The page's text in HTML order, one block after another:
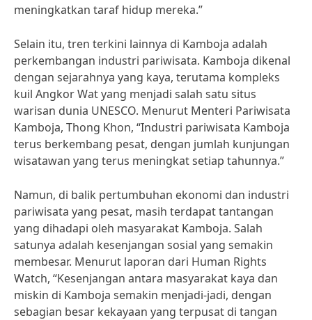
meningkatkan taraf hidup mereka.”
Selain itu, tren terkini lainnya di Kamboja adalah
perkembangan industri pariwisata. Kamboja dikenal
dengan sejarahnya yang kaya, terutama kompleks
kuil Angkor Wat yang menjadi salah satu situs
warisan dunia UNESCO. Menurut Menteri Pariwisata
Kamboja, Thong Khon, “Industri pariwisata Kamboja
terus berkembang pesat, dengan jumlah kunjungan
wisatawan yang terus meningkat setiap tahunnya.”
Namun, di balik pertumbuhan ekonomi dan industri
pariwisata yang pesat, masih terdapat tantangan
yang dihadapi oleh masyarakat Kamboja. Salah
satunya adalah kesenjangan sosial yang semakin
membesar. Menurut laporan dari Human Rights
Watch, “Kesenjangan antara masyarakat kaya dan
miskin di Kamboja semakin menjadi-jadi, dengan
sebagian besar kekayaan yang terpusat di tangan